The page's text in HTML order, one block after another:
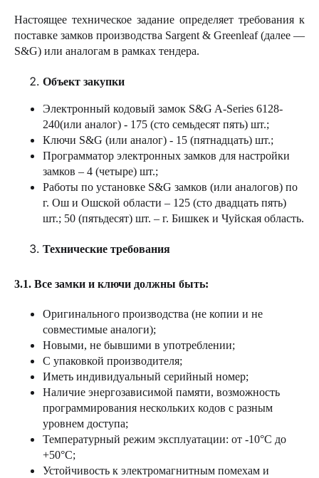
Настоящее техническое задание определяет требования к
поставке замков производства Sargent & Greenleaf (далее —
S&G) или аналогам в рамках тендера.
Объект закупки
Электронный кодовый замок S&G A-Series 6128-
240(или аналог) - 175 (сто семьдесят пять) шт.;
Ключи S&G (или аналог) - 15 (пятнадцать) шт.;
Программатор электронных замков для настройки
замков – 4 (четыре) шт.;
Работы по установке S&G замков (или аналогов) по
г. Ош и Ошской области – 125 (сто двадцать пять)
шт.; 50 (пятьдесят) шт. – г. Бишкек и Чуйская область.
Технические требования
3.1. Все замки и ключи должны быть:
Оригинального производства (не копии и не
совместимые аналоги);
Новыми, не бывшими в употреблении;
С упаковкой производителя;
Иметь индивидуальный серийный номер;
Наличие энергозависимой памяти, возможность
программирования нескольких кодов с разным
уровнем доступа;
Температурный режим эксплуатации: от -10°C до
+50°C;
Устойчивость к электромагнитным помехам и